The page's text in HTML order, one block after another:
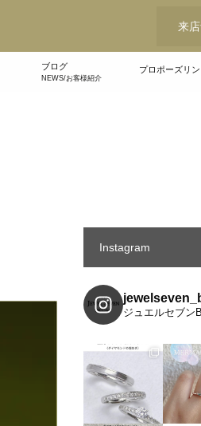
来
ブログ
NEWS/お客様紹介
プロポーズリ
Instagram
ジュエルセブン